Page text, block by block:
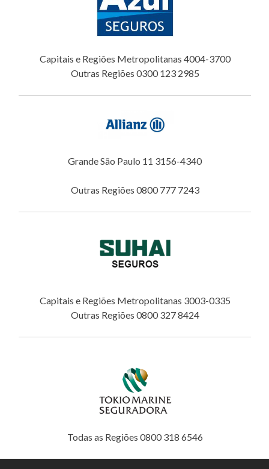
Capitais e Regiões Metropolitanas 4004-3700
Outras Regiões 0300 123 2985
Grande São Paulo 11 3156-4340
Outras Regiões 0800 777 7243
Capitais e Regiões Metropolitanas 3003-0335
Outras Regiões 0800 327 8424
Todas as Regiões 0800 318 6546